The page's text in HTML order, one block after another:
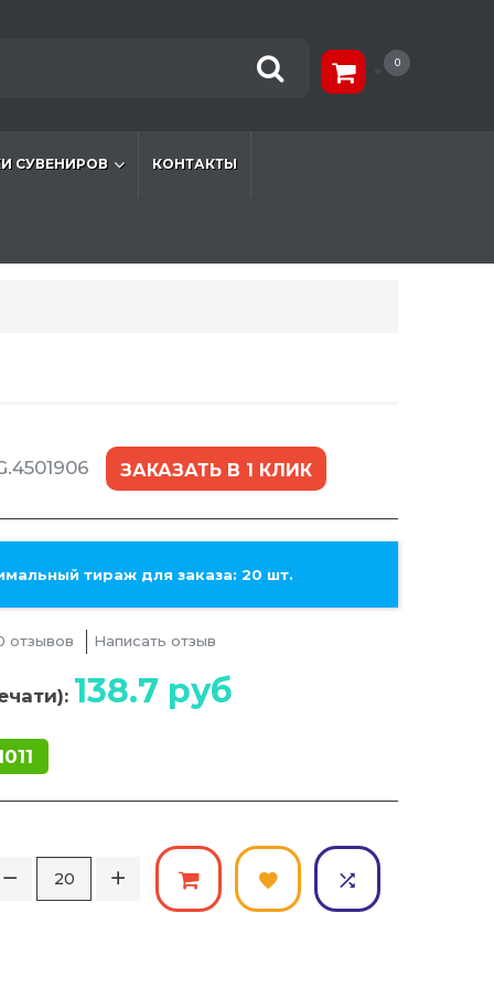
0
СУВЕНИРОВ КОНТАКТЫ
ЗАКАЗАТЬ В 1 КЛИК
тираж для заказа: 20 шт.
отзывов Написать отзыв
138.7 руб